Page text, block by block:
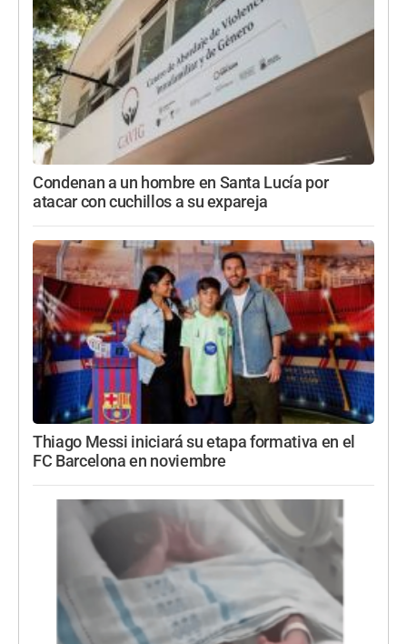
Condenan a un hombre en Santa Lucía por
atacar con cuchillos a su expareja
Thiago Messi iniciará su etapa formativa en el
FC Barcelona en noviembre